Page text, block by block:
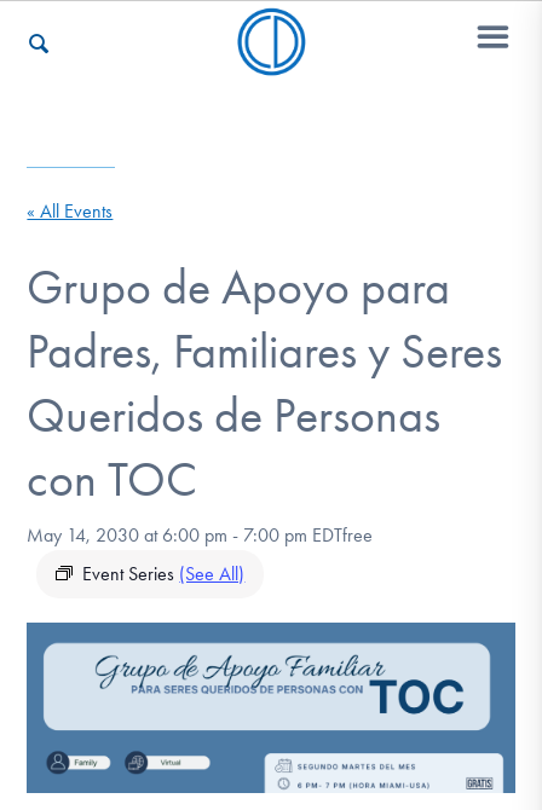
For Professionals
DONATE
Find Help
Learn More
« All Events
Grupo de Apoyo para
Padres, Familiares y Seres
Queridos de Personas
con TOC
May 14, 2030 at 6:00 pm - 7:00 pm EDT
Event Series (See All)
free